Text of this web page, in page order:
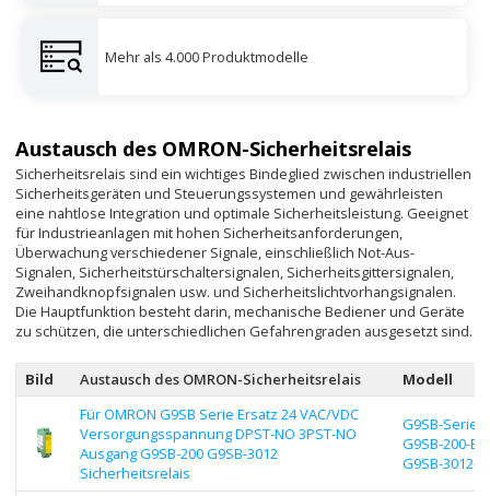
Mehr als 4.000 Produktmodelle
Austausch des OMRON-Sicherheitsrelais
Sicherheitsrelais sind ein wichtiges Bindeglied zwischen industriellen
Sicherheitsgeräten und Steuerungssystemen und gewährleisten
eine nahtlose Integration und optimale Sicherheitsleistung. Geeignet
für Industrieanlagen mit hohen Sicherheitsanforderungen,
Überwachung verschiedener Signale, einschließlich Not-Aus-
Signalen, Sicherheitstürschaltersignalen, Sicherheitsgittersignalen,
Zweihandknopfsignalen usw. und Sicherheitslichtvorhangsignalen.
Die Hauptfunktion besteht darin, mechanische Bediener und Geräte
zu schützen, die unterschiedlichen Gefahrengraden ausgesetzt sind.
Bild Austausch des OMRON-Sicherheitsrelais
Modell
Für OMRON G9SB Serie Ersatz 24 VAC/VDC
Versorgungsspannung DPST-NO 3PST-NO
Ausgang G9SB-200 G9SB-3012
Sicherheitsrelais
G9SB-Serie |
G9SB-200-B,
G9SB-3012-A